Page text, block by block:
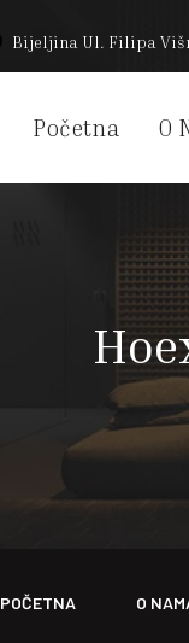
Bijeljina Ul. Filipa
Početna O
POČETNA O